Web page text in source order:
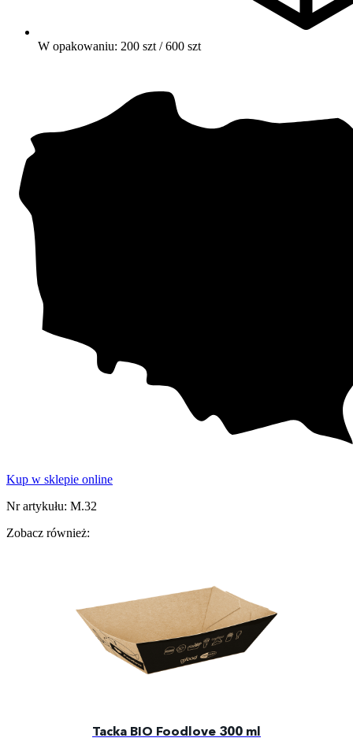
W opakowaniu: 200 szt / 600 szt
Kup w sklepie online
Nr artykułu: M.32
Zobacz również:
Tacka BIO Foodlove 300 ml